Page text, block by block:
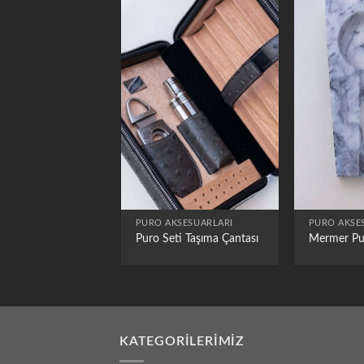
PURO AKSESUARLARI
Puro Seti Taşıma Çantası
PURO
Mermer
KATEGORILERIMIZ